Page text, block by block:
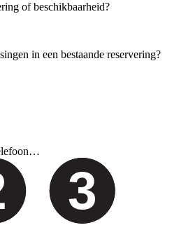
of beschikbaarheid?
in een bestaande reservering?
3